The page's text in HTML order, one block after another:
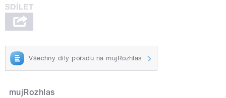
Všechny díly pořadu na mujRozhlas
mujRozhlas